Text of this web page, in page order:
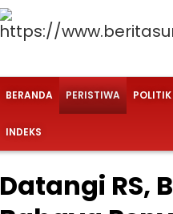
BERANDA PERISTIWA
INDEKS
Datangi RS,